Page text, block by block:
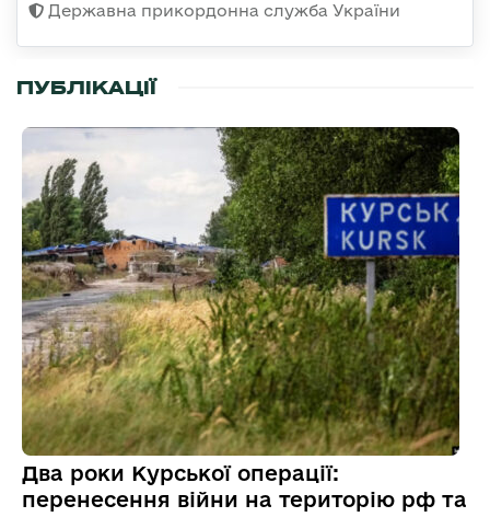
Державна прикордонна служба України
ПУБЛІКАЦІЇ
Два роки Курської операції:
перенесення війни на територію рф та